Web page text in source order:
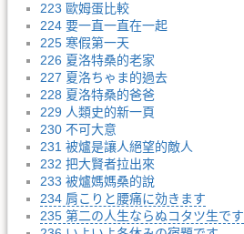
223 歐姆蛋比較
224 要一直一直在一起
225 寒假第一天
226 夏洛特桑的老家
227 夏洛ちゃま的過去
228 夏洛特桑的爸爸
229 人類史的新一頁
230 不可大意
231 被爐是讓人絕望的敵人
232 把大賢者拉出來
233 被爐媽媽桑的說
234 肩こりと腰痛に効きます
235 第二の人生ならぬコタツ生です